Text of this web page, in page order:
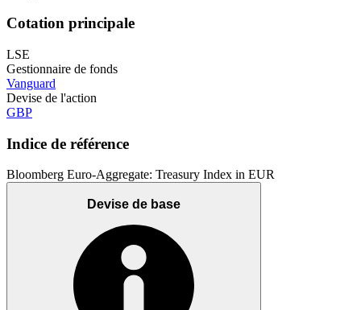
Cotation principale
LSE
Gestionnaire de fonds
Vanguard
Devise de l'action
GBP
Indice de référence
Bloomberg Euro-Aggregate: Treasury Index in EUR
Devise de base